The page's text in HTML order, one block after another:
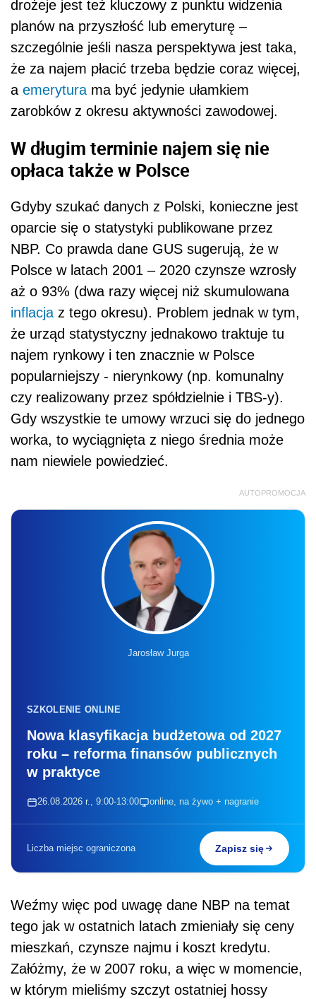
drożeje jest też kluczowy z punktu widzenia
planów na przyszłość lub emeryturę –
szczególnie jeśli nasza perspektywa jest taka,
że za najem płacić trzeba będzie coraz więcej,
a emerytura ma być jedynie ułamkiem
zarobków z okresu aktywności zawodowej.
W długim terminie najem się nie
opłaca także w Polsce
Gdyby szukać danych z Polski, konieczne jest
oparcie się o statystyki publikowane przez
NBP. Co prawda dane GUS sugerują, że w
Polsce w latach 2001 – 2020 czynsze wzrosły
aż o 93% (dwa razy więcej niż skumulowana
inflacja z tego okresu). Problem jednak w tym,
że urząd statystyczny jednakowo traktuje tu
najem rynkowy i ten znacznie w Polsce
popularniejszy - nierynkowy (np. komunalny
czy realizowany przez spółdzielnie i TBS-y).
Gdy wszystkie te umowy wrzuci się do jednego
worka, to wyciągnięta z niego średnia może
nam niewiele powiedzieć.
AUTOPROMOCJA
Jarosław Jurga
SZKOLENIE ONLINE
Nowa klasyfikacja budżetowa od 2027
roku – reforma finansów publicznych
w praktyce
26.08.2026 r., 9:00-13:00 online, na żywo + nagranie
Liczba miejsc ograniczona Zapisz się
Weźmy więc pod uwagę dane NBP na temat
tego jak w ostatnich latach zmieniały się ceny
mieszkań, czynsze najmu i koszt kredytu.
Załóżmy, że w 2007 roku, a więc w momencie,
w którym mieliśmy szczyt ostatniej hossy